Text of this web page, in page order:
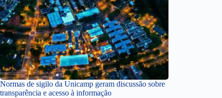
Normas de sigilo da Unicamp geram discussão sobre
transparência e acesso à informação